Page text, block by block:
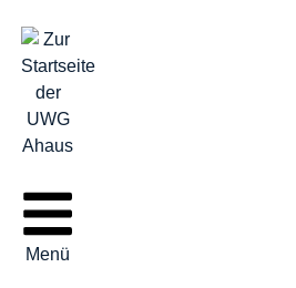
Menü